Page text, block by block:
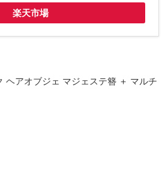
楽天市場
ヘアオブジェ マジェステ簪 ＋ マルチ